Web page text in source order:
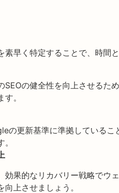
早く特定することで、時間と
SEOの健全性を向上させるた
。
の更新基準に準拠しているこ
効果的なリカバリー戦略でウ
上させましょう。